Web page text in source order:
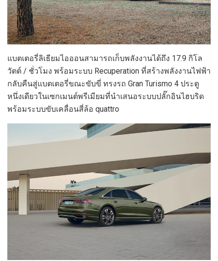
แบตเตอรี่ลิเธียมไอออนสามารถเก็บพลังงานได้ถึง 17.9 กิโล
วัตต์ / ชั่วโมง พร้อมระบบ Recuperation ที่สร้างพลังงานไฟฟ้า
กลับคืนสู่แบตเตอรี่ขณะขับขี่ ทรงรถ Gran Turismo 4 ประตู
หนึ่งเดียวในเซกเมนต์พรีเมียมที่นำเสนอระบบปลั๊กอินไฮบริด
พร้อมระบบขับเคลื่อนสี่ล้อ quattro